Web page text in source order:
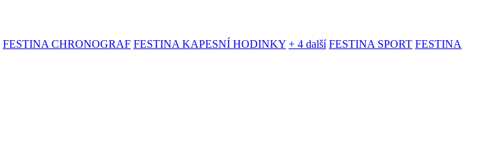
FESTINA CHRONOGRAF FESTINA KAPESNÍ HODINKY + 4 další FESTINA SPORT FESTINA